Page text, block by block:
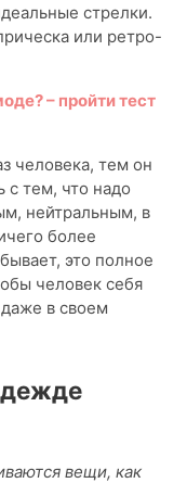
стрелки.
или ретро-
– пройти тест
человека, тем он
с тем, что надо
нейтральным, в
более
это полное
человек себя
в своем
вещи, как